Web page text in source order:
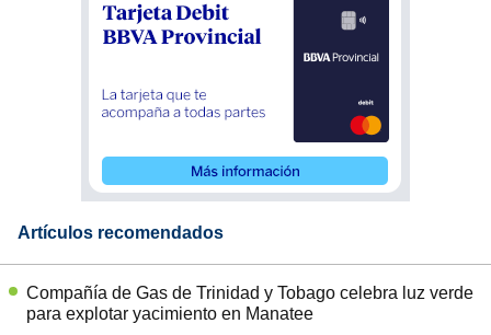
Artículos recomendados
Compañía de Gas de Trinidad y Tobago celebra luz verde
para explotar yacimiento en Manatee